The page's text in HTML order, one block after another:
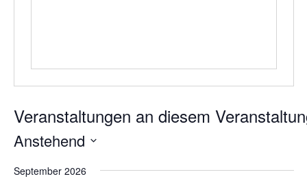
Anstehend
wählen.
September 2026